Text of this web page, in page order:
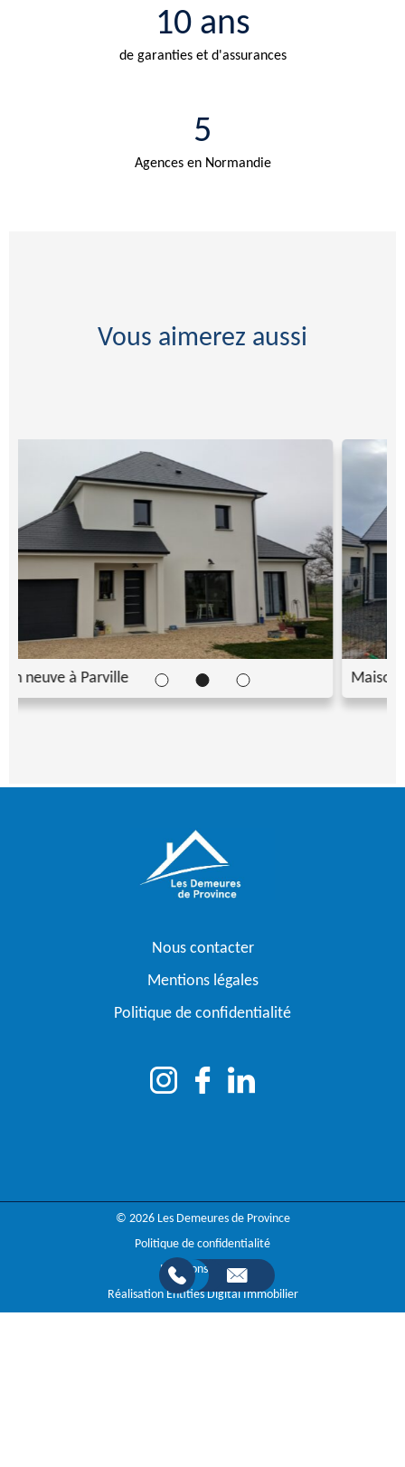
10 ans
de garanties et d'assurances
5
Agences en Normandie
Vous aimerez aussi
Maison neuve à Parville
Nous contacter
Mentions légales
Politique de confidentialité
© 2026 Les Demeures de Province
Politique de confidentialité
Mentions légales
Réalisation Entities Digital Immobilier